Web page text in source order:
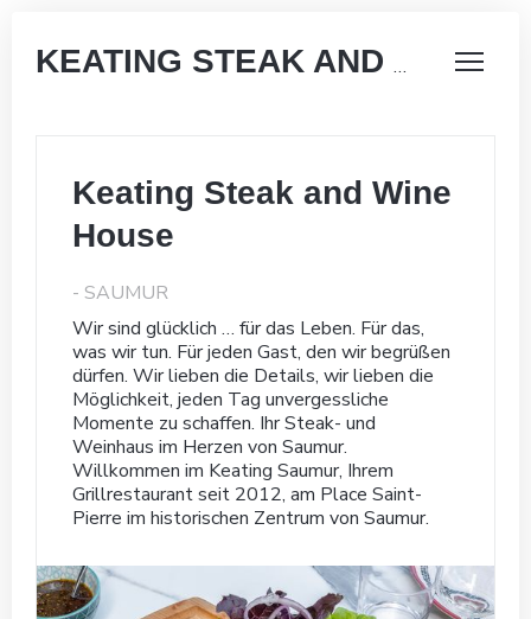
KEATING STEAK AND WINE HOUSE
Keating Steak and Wine
House
- SAUMUR
Wir sind glücklich … für das Leben. Für das,
was wir tun. Für jeden Gast, den wir begrüßen
dürfen. Wir lieben die Details, wir lieben die
Möglichkeit, jeden Tag unvergessliche
Momente zu schaffen. Ihr Steak- und
Weinhaus im Herzen von Saumur.
Willkommen im Keating Saumur, Ihrem
Grillrestaurant seit 2012, am Place Saint-
Pierre im historischen Zentrum von Saumur.